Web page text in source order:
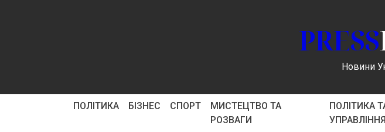
PRESS
Новини
ПОЛІТИКА БІЗНЕС СПОРТ
МИСТЕЦТВО ТА
РОЗВАГИ
ПОЛІТИКА
УПРАВЛІННЯ